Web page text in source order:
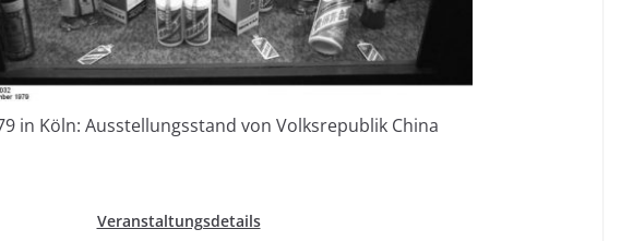
in Köln: Ausstellungsstand von Volksrepublik China
Veranstaltungsdetails